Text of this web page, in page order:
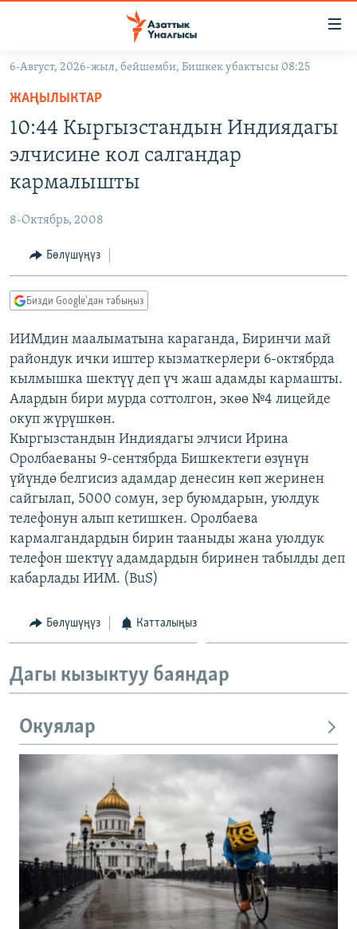
Навигацияга
өтүңүз
салыңыз
МАДАНИЯТ
ТВ ПРОГРАММАЛАР
БҮГҮН АЗАТТЫКТА
ДАНИСТЕ
АЗАТТЫК+
ЫҢГАЙСЫЗ СУРООЛОР
ПОДКАСТ
ОНЛАЙН ШЕРИНЕ
ЭЕ/АРнун бардык сайттары
6-Август, 2026-жыл, бейшемби, Бишкек убактысы 08:25
ЖАҢЫЛЫКТАР
10:44 Кыргызстандын Индиядагы
элчисине кол салгандар
кармалышты
8-Октябрь, 2008
Бөлүшүңүз
Бизди Google'дан табыңыз
ИИМдин маалыматына караганда, Биринчи май
райондук ички иштер кызматкерлери 6-октябрда
кылмышка шектүү деп үч жаш адамды кармашты.
Алардын бири мурда соттолгон, экөө №4 лицейде
окуп жүрүшкөн.
Кыргызстандын Индиядагы элчиси Ирина
Оролбаеваны 9-сентябрда Бишкектеги өзүнүн
үйүндө белгисиз адамдар денесин көп жеринен
сайгылап, 5000 сомун, зер буюмдарын, уюлдук
телефонун алып кетишкен. Оролбаева
кармалгандардын бирин тааныды жана уюлдук
телефон шектүү адамдардын биринен табылды деп
кабарлады ИИМ. (BuS)
Бөлүшүңүз Катталыңыз
Дагы кызыктуу баяндар
Окуялар